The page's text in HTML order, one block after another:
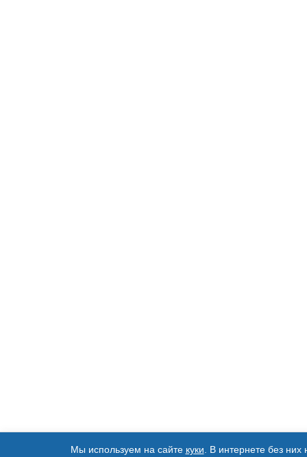
Мы используем на сайте куки . В интернете без них